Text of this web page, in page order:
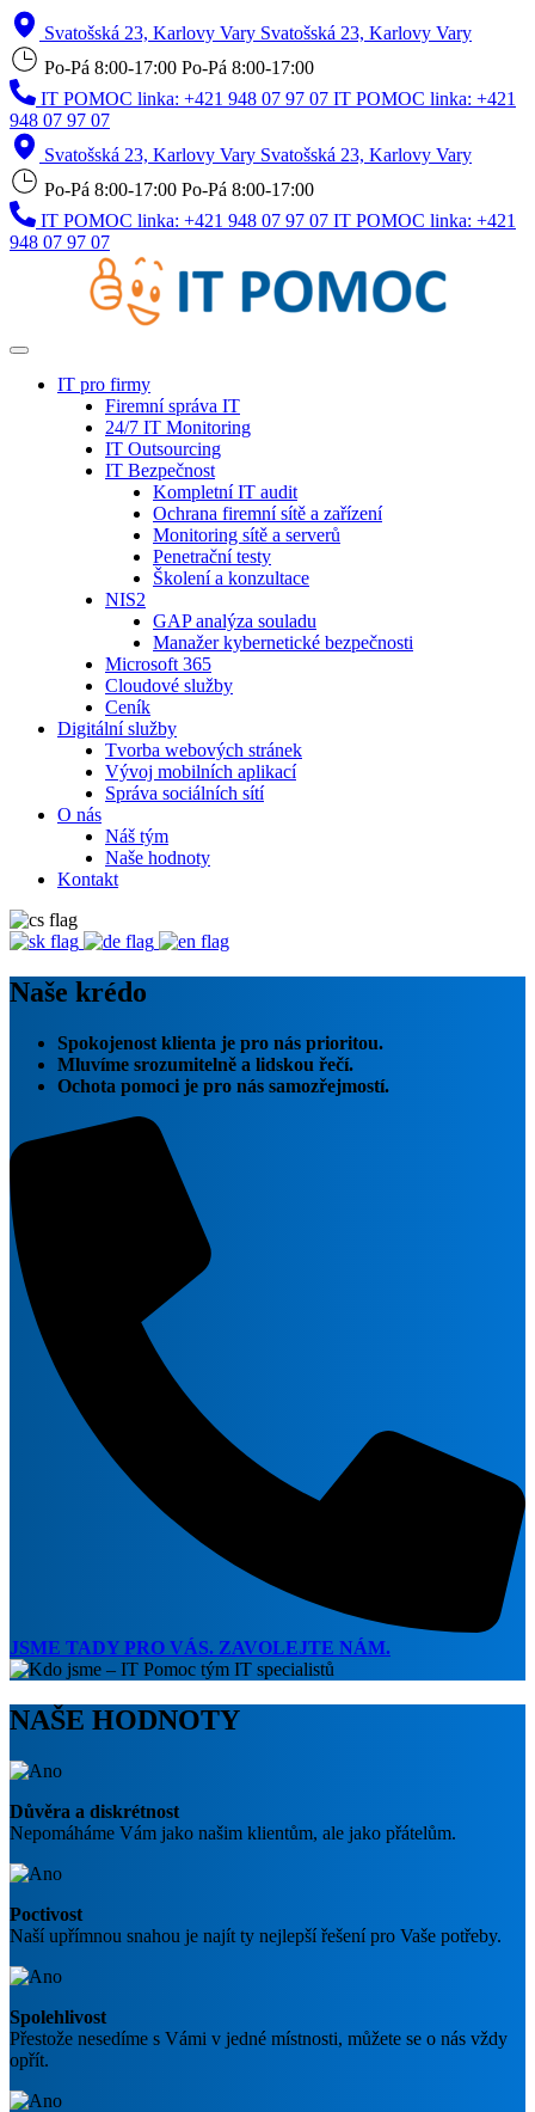
Svatošská 23, Karlovy Vary Svatošská 23, Karlovy Vary
Po-Pá 8:00-17:00 Po-Pá 8:00-17:00
IT POMOC linka: +421 948 07 97 07 IT POMOC linka: +421
948 07 97 07
Svatošská 23, Karlovy Vary Svatošská 23, Karlovy Vary
Po-Pá 8:00-17:00 Po-Pá 8:00-17:00
IT POMOC linka: +421 948 07 97 07 IT POMOC linka: +421
948 07 97 07
IT pro firmy
Firemní správa IT
24/7 IT Monitoring
IT Outsourcing
IT Bezpečnost
Kompletní IT audit
Ochrana firemní sítě a zařízení
Monitoring sítě a serverů
Penetrační testy
Školení a konzultace
NIS2
GAP analýza souladu
Manažer kybernetické bezpečnosti
Microsoft 365
Cloudové služby
Ceník
Digitální služby
Tvorba webových stránek
Vývoj mobilních aplikací
Správa sociálních sítí
O nás
Náš tým
Naše hodnoty
Kontakt
Naše krédo
Spokojenost klienta je pro nás prioritou.
Mluvíme srozumitelně a lidskou řečí.
Ochota pomoci je pro nás samozřejmostí.
JSME TADY PRO VÁS. ZAVOLEJTE NÁM.
NAŠE HODNOTY
Důvěra a diskrétnost
Nepomáháme Vám jako našim klientům, ale jako přátelům.
Poctivost
Naší upřímnou snahou je najít ty nejlepší řešení pro Vaše potřeby.
Spolehlivost
Přestože nesedíme s Vámi v jedné místnosti, můžete se o nás vždy
opřít.